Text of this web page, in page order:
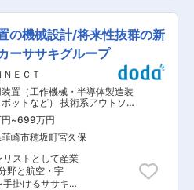
堂完備 ・半導体
の、実践的な研
ます。 ◇人事・労
に基づいた組織分
ージメントスコ
事の側面から改
」実感 自身が採用
の自治体の課題
を自分が創った
す。 ◎経営直結の
のではなく、経営
ら描ける、裁量
お客様に応じた電
造、EMSによる
る事業を展開し
ど電子部品の接
（＝品質の高
ど）によって、そ
とがミッション
できても、
きない』『この
ゃないとダメだ』
ートナー企業を目
囲：会社の定める業務
の機械設計/将来性抜群の新
ーササキグループ
ＥＣＴ
置（工作機械・半導体製造装
ットなど） 技術系アウトソー
（特定技術者派遣）
・ロボット 半導体製造装置
~699万円
崎市穂坂町宮久保
ストとして産業
野と航空・宇
掛けるササキグ